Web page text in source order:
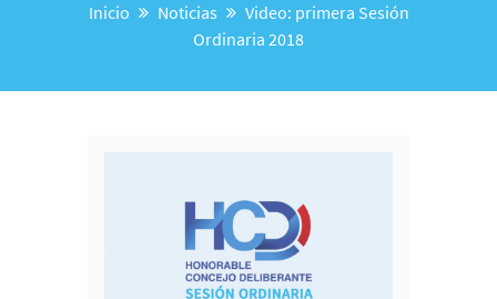
Inicio Noticias
Video: primera Sesión
Ordinaria 2018